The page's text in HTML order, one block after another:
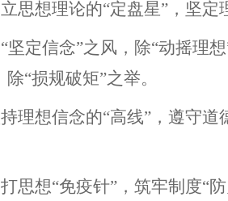
立思想理论的“定盘星”，坚
“坚定信念”之风，除“动摇理
“损规破矩”之举。
持理想信念的“高线”，遵守
打思想“免疫针”，筑牢制度“